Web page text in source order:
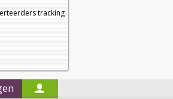
tracking
a
a